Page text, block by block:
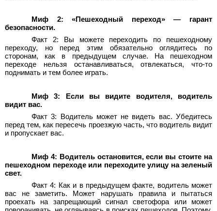
Миф 2: «Пешеходный переход»
— гарант
безопасности.
Факт 2: Вы можете переходить по пешеходному
переходу, но перед этим обязательно оглядитесь по
сторонам, как в предыдущем случае. На пешеходном
переходе нельзя останавливаться, отвлекаться, что-то
поднимать и тем более играть.
Миф 3: Если вы видите водителя, водитель
видит вас.
Факт 3: Водитель может не видеть вас. Убедитесь
перед тем, как пересечь проезжую часть, что водитель видит
и пропускает вас.
Миф 4: Водитель остановится, если вы стоите на
пешеходном переходе или переходите улицу на зеленый
свет.
Факт 4: Как и в предыдущем факте, водитель может
вас не заметить. Может нарушать правила и пытаться
проехать на запрещающий сигнал светофора или может